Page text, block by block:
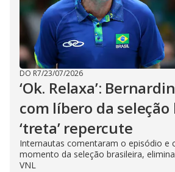
DO R7/23/07/2026
‘Ok. Relaxa’:
com líbero da
‘treta’ repercute
Internautas comentaram o episódio e
momento da seleção brasileira,
VNL